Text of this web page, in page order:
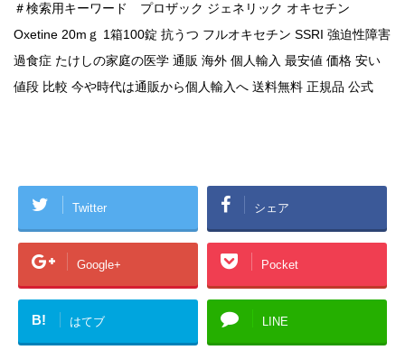
＃検索用キーワード プロザック ジェネリック オキセチン
Oxetine 20mｇ 1箱100錠 抗うつ フルオキセチン SSRI 強迫性障害
過食症 たけしの家庭の医学 通販 海外 個人輸入 最安値 価格 安い
値段 比較 今や時代は通販から個人輸入へ 送料無料 正規品 公式
Twitter シェア
Google+ Pocket
B! はてブ LINE